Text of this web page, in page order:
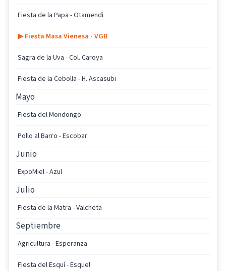
Fiesta de la Papa - Otamendi
▶ Fiesta Masa Vienesa - VGB
Sagra de la Uva - Col. Caroya
Fiesta de la Cebolla - H. Ascasubi
Mayo
Fiesta del Mondongo
Pollo al Barro - Escobar
Junio
ExpoMiel - Azul
Julio
Fiesta de la Matra - Valcheta
Septiembre
Agricultura - Esperanza
Fiesta del Esquí - Esquel